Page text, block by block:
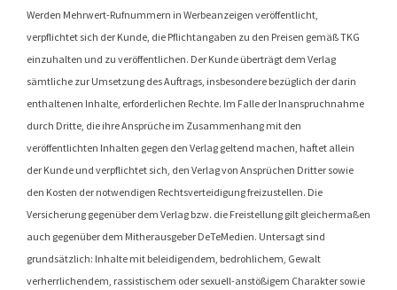
Werden Mehrwert-Rufnummern in Werbeanzeigen veröffentlicht,
verpflichtet sich der Kunde, die Pflichtangaben zu den Preisen gemäß TKG
einzuhalten und zu veröffentlichen. Der Kunde überträgt dem Verlag
sämtliche zur Umsetzung des Auftrags, insbesondere bezüglich der darin
enthaltenen Inhalte, erforderlichen Rechte. Im Falle der Inanspruchnahme
durch Dritte, die ihre Ansprüche im Zusammenhang mit den
veröffentlichten Inhalten gegen den Verlag geltend machen, haftet allein
der Kunde und verpflichtet sich, den Verlag von Ansprüchen Dritter sowie
den Kosten der notwendigen Rechtsverteidigung freizustellen. Die
Versicherung gegenüber dem Verlag bzw. die Freistellung gilt gleichermaßen
auch gegenüber dem Mitherausgeber DeTeMedien. Untersagt sind
grundsätzlich: Inhalte mit beleidigendem, bedrohlichem, Gewalt
verherrlichendem, rassistischem oder sexuell-anstößigem Charakter sowie